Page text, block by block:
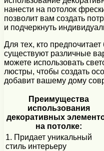
нанести на потолок
позволит вам создать
и подчеркнуть
Для тех, кто
существуют различные
можете использовать
люстры, чтобы создать
добавит вашему дому
Преимущества
использования
декоративных
на потолке:
1. Придает уникальный
стиль интерьеру